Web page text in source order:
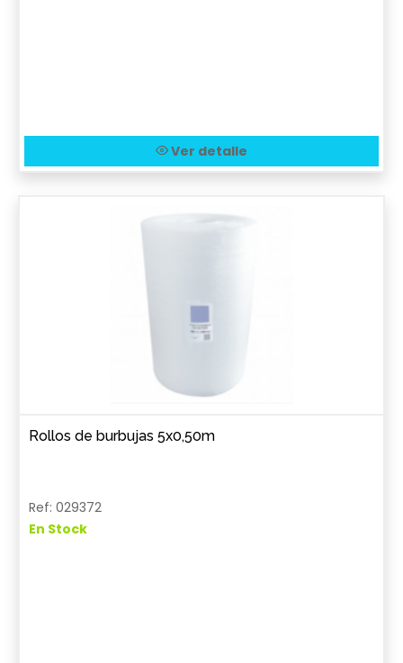
Ver detalle
Rollos de burbujas 5x0,50m
Ref: 029372
En Stock